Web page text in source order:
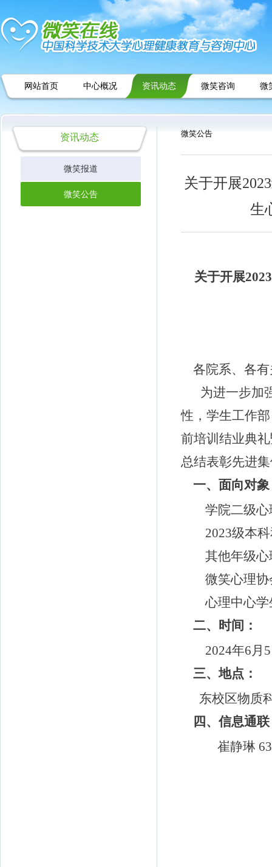
网站首页 中心概况 资讯动态 微笑咨询 微
资讯动态
微笑报道
微笑公告
微笑公告
关于开展
生
关于开展
各院系、各
为进一步加
性，学生工作
前培训结业典
总结表彰先进
一、面向对
学院二级心
2023级本
其他年级心
微笑心理协
心理中心学
二、时间：
2024年6月 5
三、地点：
东校区物质
四、信息通
崔静琳